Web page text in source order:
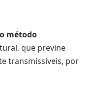
método
que previne
transmissíveis, por